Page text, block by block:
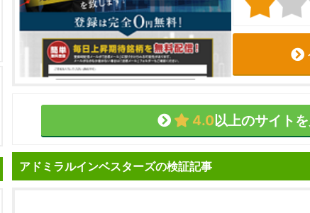
4.0以上のサイト
アドミラルインベスターズの検証記事